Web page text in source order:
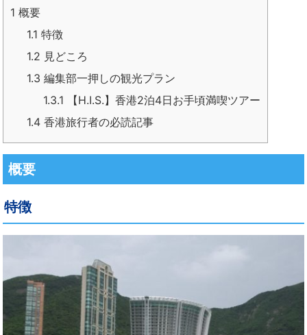
1 概要
1.1 特徴
1.2 見どころ
1.3 編集部一押しの観光プラン
1.3.1 【H.I.S.】香港2泊4日お手頃満喫ツアー
1.4 香港旅行者の必読記事
概要
特徴